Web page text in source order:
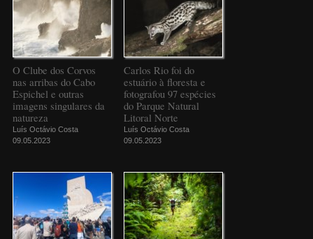
O Clube dos Corvos
nas arribas do Cabo
Espichel e outras
imagens singulares da
natureza
Luís Octávio Costa
09.05.2023
Carlos Rio foi do
estuário à floresta e
fotografou 97 espécies
do Parque Natural
Litoral Norte
Luís Octávio Costa
09.05.2023